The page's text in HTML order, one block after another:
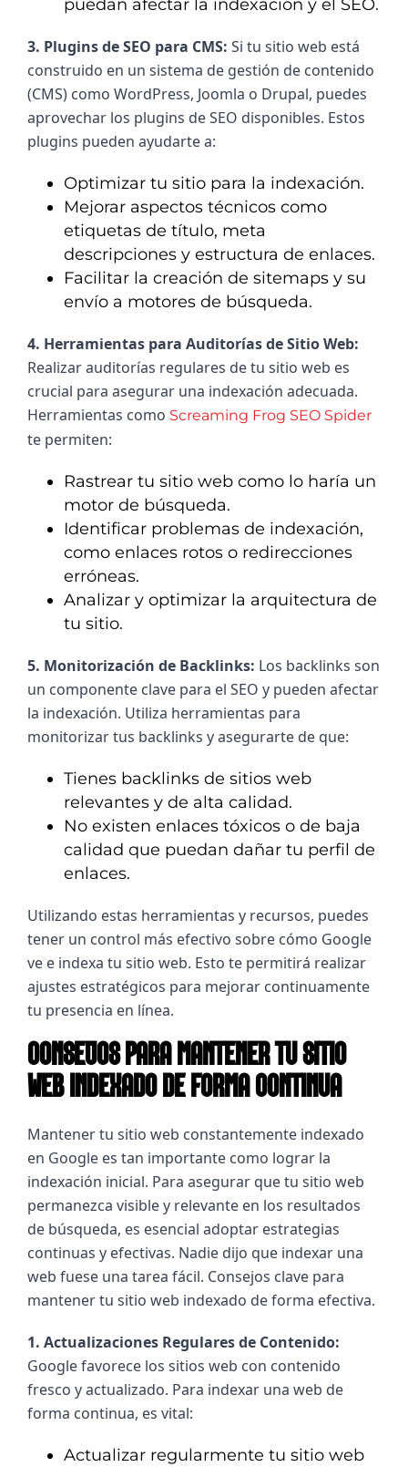
puedan afectar la indexación y el SEO.
3. Plugins de SEO para CMS: Si tu sitio web está
construido en un sistema de gestión de contenido
(CMS) como WordPress, Joomla o Drupal, puedes
aprovechar los plugins de SEO disponibles. Estos
plugins pueden ayudarte a:
Optimizar tu sitio para la indexación.
Mejorar aspectos técnicos como
etiquetas de título, meta
descripciones y estructura de enlaces.
Facilitar la creación de sitemaps y su
envío a motores de búsqueda.
Realizar auditorías regulares de tu sitio web es
crucial para asegurar una indexación adecuada.
Herramientas como Screaming Frog SEO Spider
te permiten:
Rastrear tu sitio web como lo haría un
motor de búsqueda.
Identificar problemas de indexación,
como enlaces rotos o redirecciones
erróneas.
Analizar y optimizar la arquitectura de
tu sitio.
5. Monitorización de Backlinks: Los backlinks son
un componente clave para el SEO y pueden afectar
la indexación. Utiliza herramientas para
monitorizar tus backlinks y asegurarte de que:
Tienes backlinks de sitios web
relevantes y de alta calidad.
No existen enlaces tóxicos o de baja
calidad que puedan dañar tu perfil de
enlaces.
Utilizando estas herramientas y recursos, puedes
tener un control más efectivo sobre cómo Google
ve e indexa tu sitio web. Esto te permitirá realizar
ajustes estratégicos para mejorar continuamente
tu presencia en línea.
CONSEJOS PARA MANTENER TU SITIO
WEB INDEXADO DE FORMA CONTINUA
Mantener tu sitio web constantemente indexado
en Google es tan importante como lograr la
indexación inicial. Para asegurar que tu sitio web
permanezca visible y relevante en los resultados
de búsqueda, es esencial adoptar estrategias
continuas y efectivas. Nadie dijo que indexar una
web fuese una tarea fácil. Consejos clave para
mantener tu sitio web indexado de forma efectiva.
Google favorece los sitios web con contenido
fresco y actualizado. Para indexar una web de
forma continua, es vital:
Actualizar regularmente tu sitio web